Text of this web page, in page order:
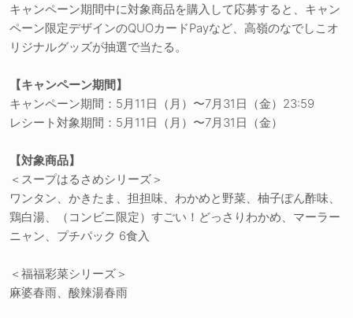
キャンペーン期間中に対象商品を購入して応募すると、キャン
ペーン限定デザインのQUOカードPayなど、高嶺のなでしこオ
リジナルグッズが抽選で当たる。
【キャンペーン期間】
キャンペーン期間：5月11日（月）〜7月31日（金）23:59
レシート対象期間：5月11日（月）〜7月31日（金）
【対象商品】
＜スープはるさめシリーズ＞
ワンタン、かきたま、担担味、わかめと野菜、柚子ぽん酢味、
鶏白湯、（コンビニ限定）すごい！どっさりわかめ、マーラー
ニャン、プチパック 6食入
＜福福彩菜シリーズ＞
麻婆春雨、酸辣湯春雨